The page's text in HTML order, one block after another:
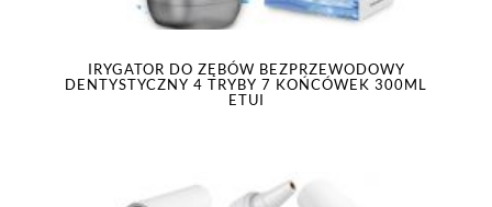
IRYGATOR DO ZĘBÓW BEZPRZEWODOWY
DENTYSTYCZNY 4 TRYBY 7 KOŃCÓWEK 300ML
ETUI